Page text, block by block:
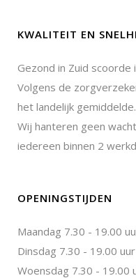
KWALITEIT EN
Gezond in Zuid
Volgens de
het landelijk gemiddelde.
Wij hanteren geen
iedereen binnen 2
OPENINGSTIJDEN
Maandag 7.30 - 19.00
Dinsdag 7.30 - 19.00 uur
Woensdag 7.30 - 19.00